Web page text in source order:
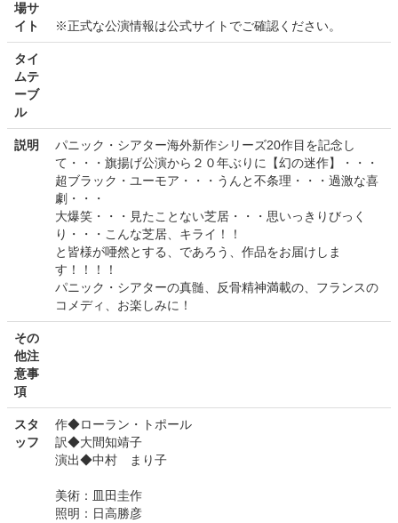
場サ
イト
※正式な公演情報は公式サイトでご確認ください。
タイ
ムテ
ーブ
ル
説明
パニック・シアター海外新作シリーズ20作目を記念し
て・・・旗揚げ公演から２０年ぶりに【幻の迷作】・・・
超ブラック・ユーモア・・・うんと不条理・・・過激な喜
劇・・・
大爆笑・・・見たことない芝居・・・思いっきりびっく
り・・・こんな芝居、キライ！！
と皆様が唖然とする、であろう、作品をお届けしま
す！！！！
パニック・シアターの真髄、反骨精神満載の、フランスの
コメディ、お楽しみに！
その
他注
意事
項
スタ
ッフ
作◆ローラン・トポール
訳◆大間知靖子
演出◆中村 まり子
美術：皿田圭作
照明：日高勝彦